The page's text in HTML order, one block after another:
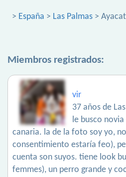
> España > Las Palmas >
Miembros registrados:
vir
37 años de
le busco
canaria. la de la foto soy yo,
consentimiento estaría feo),
cuenta son suyos. tiene look
femmes), un perro grande y